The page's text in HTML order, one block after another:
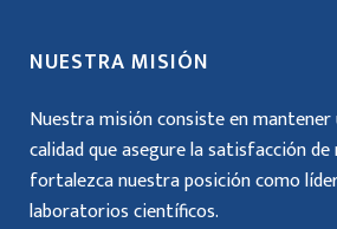
NUESTRA MISIÓN
Nuestra misión consiste en
calidad que asegure la satisfacción
fortalezca nuestra posición como
laboratorios científicos.